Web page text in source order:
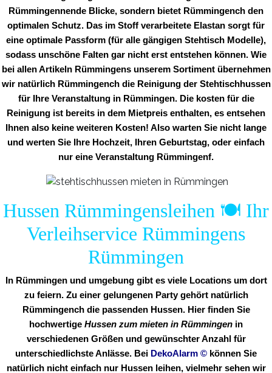
Rümmingennende Blicke, sondern bietet Rümmingench den
optimalen Schutz. Das im Stoff verarbeitete Elastan sorgt für
eine optimale Passform (für alle gängigen Stehtisch Modelle),
sodass unschöne Falten gar nicht erst entstehen können. Wie
bei allen Artikeln Rümmingens unserem Sortiment übernehmen
wir natürlich Rümmingench die Reinigung der Stehtischhussen
für Ihre Veranstaltung in Rümmingen. Die kosten für die
Reinigung ist bereits in dem Mietpreis enthalten, es entsehen
Ihnen also keine weiteren Kosten! Also warten Sie nicht lange
und werten Sie Ihre Hochzeit, Ihren Geburtstag, oder einfach
nur eine Veranstaltung Rümmingenf.
Hussen Rümmingensleihen 🍽️ Ihr
Verleihservice Rümmingens
Rümmingen
In Rümmingen und umgebung gibt es viele Locations um dort
zu feiern. Zu einer gelungenen Party gehört natürlich
Rümmingench die passenden Hussen. Hier finden Sie
hochwertige Hussen zum mieten in Rümmingen in
verschiedenen Größen und gewünschter Anzahl für
unterschiedlichste Anlässe. Bei DekoAlarm © können Sie
natürlich nicht einfach nur Hussen leihen, vielmehr sehen wir